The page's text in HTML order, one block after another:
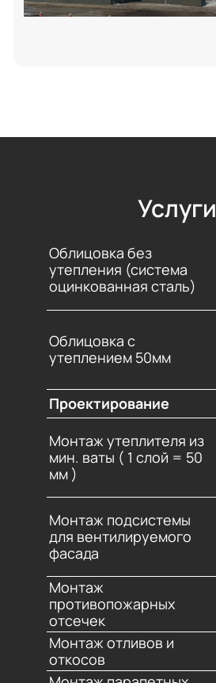
Услуги
Облицовка без
утепления (система
оцинкованная сталь)
Облицовка с
утеплением 50мм
Проектирование
Монтаж утеплителя из
мин. ваты ( 1 слой = 50
мм )
Монтаж подсистемы
для вентилируемого
фасада
Монтаж
противопожарных
отсечек
Монтаж отливов и
откосов